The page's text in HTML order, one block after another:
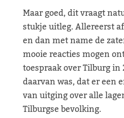
Maar goed, dit vraagt
stukje uitleg. Allereerst
en dan met name de
mooie reacties mogen
toespraak over Tilburg
daarvan was, dat er een
van uitging over alle
Tilburgse bevolking.